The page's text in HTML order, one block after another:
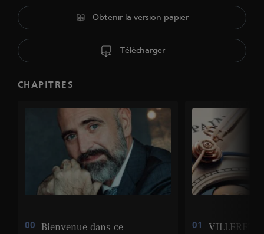
Obtenir la version papier
Télécharger
CHAPITRES
00 Bienvenue dans ce 01 VILLERET